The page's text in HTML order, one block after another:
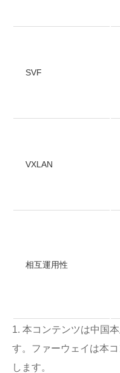
SVF
VXLAN
相互運用性
1. 本コンテンツは中国
す。ファーウェイは本
します。